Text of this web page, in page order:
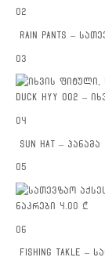
02
RAIN PANTS –
03
DUCK HYY 002 –
04
SUN HAT –
05
ნაკრები 4.00 ₾
06
FISHING TAKLE